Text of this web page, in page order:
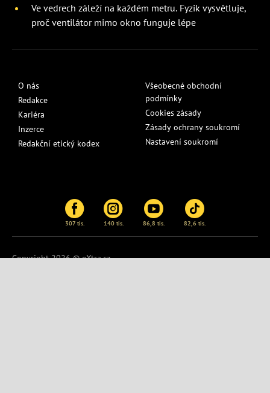
Ve vedrech záleží na každém metru. Fyzik vysvětluje,
proč ventilátor mimo okno funguje lépe
O nás
Redakce
Kariéra
Inzerce
Redakční etický kodex
Všeobecné obchodní
podmínky
Cookies zásady
Zásady ochrany soukromí
Nastavení soukromí
307 tis. 140 tis. 86,8 tis. 82,6 tis.
Copyright 2026 © eXtra.cz